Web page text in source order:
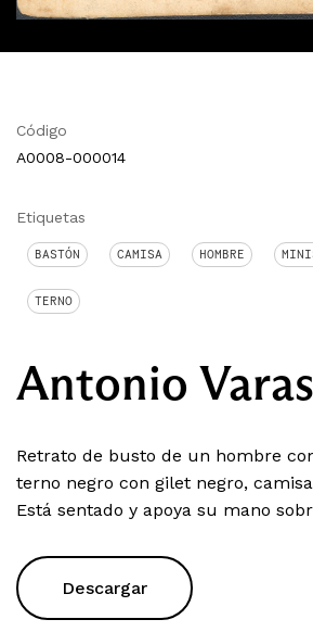
Código
A0008-000014
Etiquetas
BASTÓN CAMISA HOMBRE
TERNO
Antonio Varas
Retrato de busto de un hombre
terno negro con gilet negro,
Está sentado y apoya su mano
Descargar